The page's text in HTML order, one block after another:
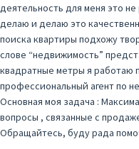
деятельность для меня это
делаю и делаю это
поиска квартиры подхожу
слове “недвижимость”
квадратные метры я работаю
профессиональный агент по
Основная моя задача :
вопросы , связанные с
Обращайтесь, буду рада